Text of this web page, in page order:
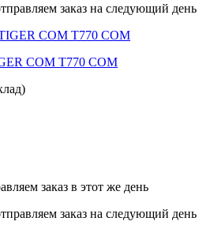
заказ на следующий день
COM T770 COM
заказ в этот же день
заказ на следующий день